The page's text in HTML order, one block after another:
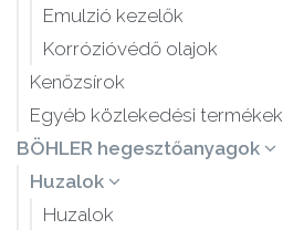
Emulzió kezelők
Korrózióvédő olajok
Kenőzsírok
Egyéb közlekedési termékek
BÖHLER hegesztőanyagok
Huzalok
Huzalok